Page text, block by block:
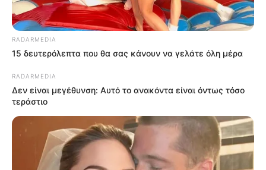
RADARMEDIA
15 δευτερόλεπτα που θα σας κάνουν να γελάτε όλη μέρα
RADARMEDIA
Δεν είναι μεγέθυνση: Αυτό το ανακόντα είναι όντως τόσο
τεράστιο